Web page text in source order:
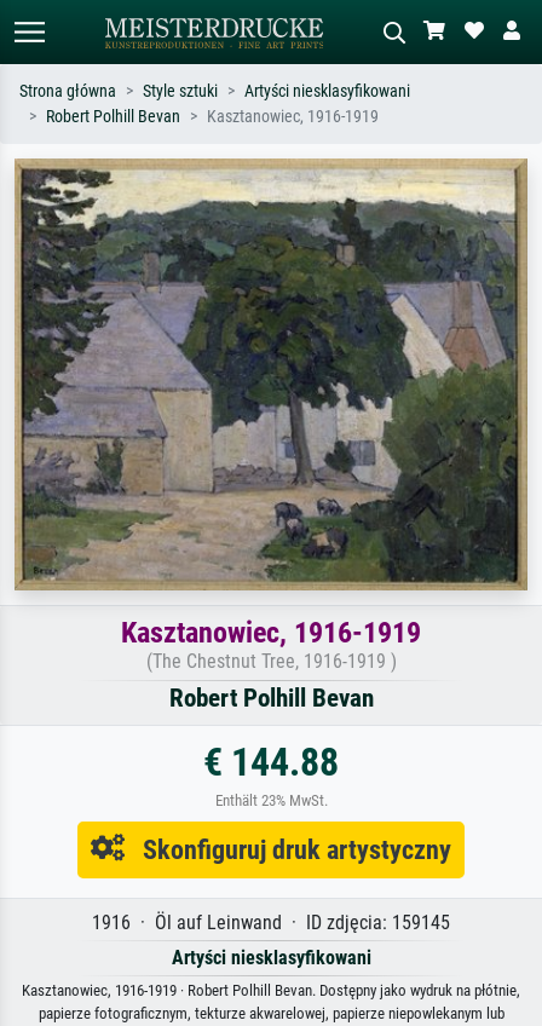
Szukaj wg artysty, tytułu lub stylu – np.
Monet, Gwiaździsta noc,
impresjonizm, fala Hokusaia, akt.
Opisz scenę – np. zielona łąka,
abstrakcja z czerwienią, ciemny olej,
stojący akt obok drzewa.
Strona główna Style sztuki
Artyści niesklasyfikowani
Robert Polhill Bevan
Kasztanowiec, 1916-1919
Kasztanowiec, 1916-1919
(The Chestnut Tree, 1916-1919 )
Robert Polhill Bevan
€ 144.88
Enthält 23% MwSt.
Skonfiguruj druk artystyczny
1916 · Öl auf Leinwand · ID zdjęcia: 159145
Artyści niesklasyfikowani
Kasztanowiec, 1916-1919 · Robert Polhill Bevan. Dostępny jako wydruk na płótnie,
papierze fotograficznym, tekturze akwarelowej, papierze niepowlekanym lub